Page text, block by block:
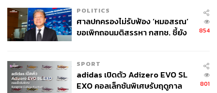
แต่เป็นภาพยนตร์ระทึกขวัญเข้มข้นที่สร้างความตึงเครียด
และชวนลุ้นระทึกให้เราอย่างต่อเนื่อง ผ่านจังหวะการเล่า
เรื่องแพรวพราวที่ค่อยๆ พาคนดูไต่ระดับความลุ้นระทึกขึ้นไป
เรื่อยๆ แบบไม่มีตก ตัวบทสนทนาที่ถูกร้อยเรียงมาเป็นอย่างดี
แบบไม่มีใครยอมใคร หรือฉากแอ็กชันที่แม้จะมีไม่เยอะแต่
กลับสร้างอิมแพคให้กับเรื่องราวได้
POLITICS
ศาลปกครองไม่รับฟ้อง ‘หมอสรณ’
ขอเพิกถอนมติสรรหา กสทช. ชี้ยัง
854
SPORT
adidas เปิดตัว Adizero EVO SL
EXO คอลเล็กชันพิเศษรับฤดูกาล
801